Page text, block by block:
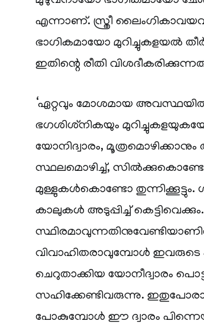
എന്നാണ്. സ്ത്രീ
ഭാഗികമായോ മുറിച്ചുകളയൽ
ഇതിന്റെ രീതി
‘ഏറ്റവും മോശമായ
ഭഗശിശ്‌നികയും
യോനിദ്വാരം,
സ്ഥലമൊഴിച്ച്,
മുള്ളുകൾകൊണ്ടോ തുന്നിക്കൂട്ടും.
കാലുകൾ അടുപ്പിച്ച്
വിവാഹിതരാവുമ്പോൾ ഇവരുടെ
ചെറുതാക്കിയ യോനീദ്വാരം
സഹിക്കേണ്ടിവരുന്നു.
പോകുമ്പോൾ ഈ ദ്വാരം പിന്നെയും